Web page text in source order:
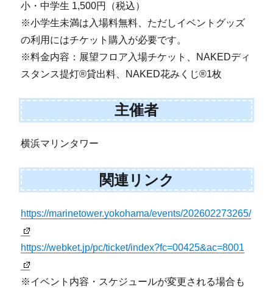
小・中学生 1,500円（税込）
※小学生未満は入場料無料、ただしイベントグッズ
の利用にはチケット購入が必要です。
※料金内容：展望フロア入場チケット、NAKEDディ
スタンス提灯®貸出料、NAKED花みくじ®1枚
主催者
横浜マリンタワー
関連リンク
https://marinetower.yokohama/events/202602273265/
https://webket.jp/pc/ticket/index?fc=00425&ac=8001
※イベント内容・スケジュールが変更される場合も